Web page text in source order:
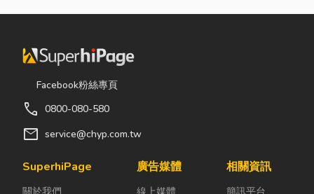
要求提供「碳
「永續報告
書」。這讓不
少傳產老闆感
底 ESG 永續是
什麼？我們公
真的需要找
還是每天幫助
生故障，都可
業的高雄電器
僅能快速排除
紅稅」不是一
（如
Facebook粉絲專頁
call 0800-080-580
mail service@chyp.com.tw
SuperhiPage
關於我們
廣告媒體
線上媒體
相關資訊
簡訊平台